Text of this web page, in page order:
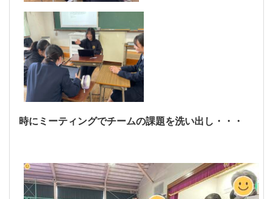
時にミーティングでチームの課題を洗い出し・・・